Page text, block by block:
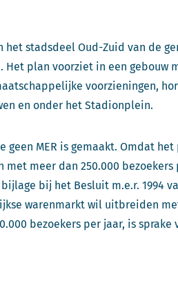
het stadsdeel Oud-Zuid van de
Het plan voorziet in een gebouw
voorzieningen,
en onder het Stadionplein.
MER is gemaakt. Omdat
meer dan 250.000 bezoekers
bij het Besluit m.e.r. 1994
warenmarkt wil uitbreiden
bezoekers per jaar, is sprake